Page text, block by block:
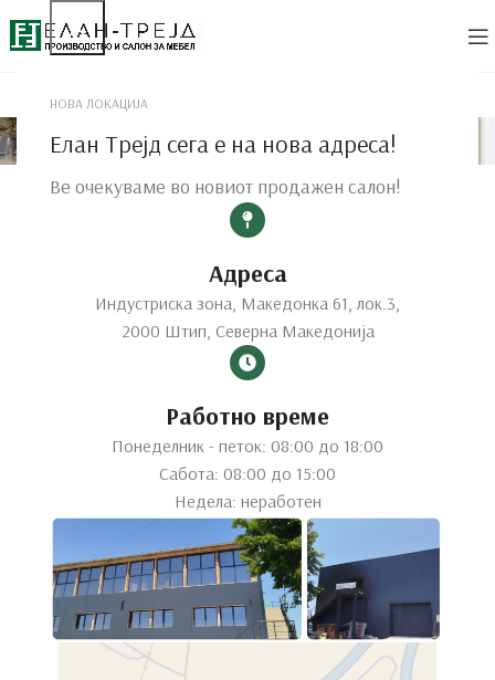
НОВА ЛОКАЦИЈА
Елан Трејд сега е на нова адреса!
Ве очекуваме во новиот продажен салон!
Адреса
Индустриска зона, Македонка 61, лок.3,
2000 Штип, Северна Македонија
Работно време
Понеделник - петок: 08:00 до 18:00
Сабота: 08:00 до 15:00
Недела: неработен
Кујна
Кујна
Завршен проект